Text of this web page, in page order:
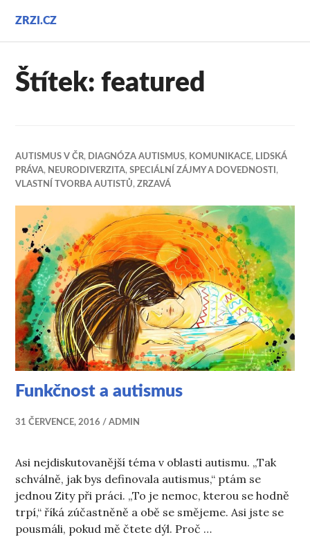
obsahu
ZRZI.CZ
Štítek:featured
AUTISMUS V ČR, DIAGNÓZA AUTISMUS, KOMUNIKACE, LIDSKÁ
PRÁVA, NEURODIVERZITA,SPECIÁLNÍ ZÁJMY A DOVEDNOSTI ,
VLASTNÍ TVORBA AUTISTŮ,ZRZAVÁ
Funkčnost a autismus
31 ČERVENCE, 2016 ADMIN
Asi nejdiskutovanější téma v oblasti autismu. „Tak
schválně, jak bys definovala autismus,“ ptám se
jednou Zity při práci. „To je nemoc, kterou se hodně
trpí,“ říká zúčastněně a obě se smějeme. Asi jste se
pousmáli, pokud mě čtete dýl. Proč …